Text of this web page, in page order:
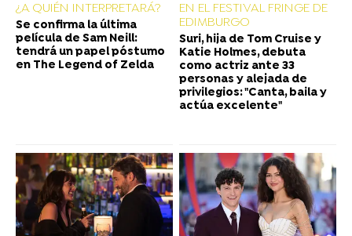
¿A QUIÉN INTERPRETARÁ?
Se confirma la última
película de Sam Neill:
tendrá un papel póstumo
en The Legend of Zelda
EN EL FESTIVAL FRINGE DE
EDIMBURGO
Suri, hija de Tom Cruise y
Katie Holmes, debuta
como actriz ante 33
personas y alejada de
privilegios: "Canta, baila y
actúa excelente"